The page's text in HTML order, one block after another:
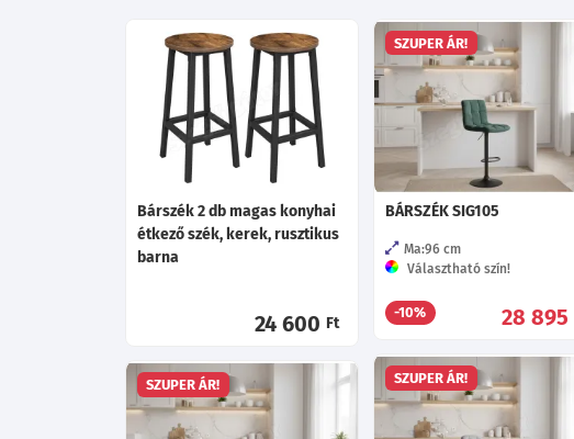
Bárszék 2 db magas konyhai
étkező szék, kerek, rusztikus
barna
24 600 Ft
SZUPER ÁR!
BÁRSZÉK SIG105
Ma:96cm
Választható szín!
-10% 28 895
SZUPER ÁR!
SZUPER ÁR!